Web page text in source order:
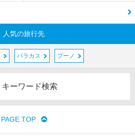
人気の旅行先
パラカス プーノ
キーワード検索
PAGE TOP